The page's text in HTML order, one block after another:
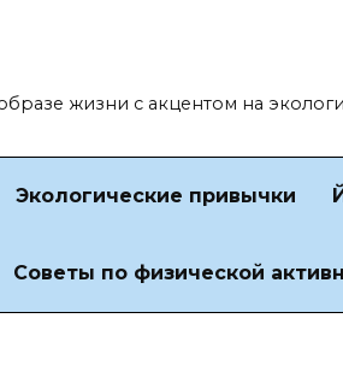
жизни с акцентом на
Экологические привычки
Советы по физической